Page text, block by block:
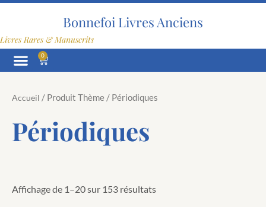
Aller
Bonnefoi Livres Anciens
Livres Rares & Manuscrits
0
Panier
Accueil / Produit Thème / Périodiques
Périodiques
Affichage de 1–20 sur 153 résultats
Trié
plus
plus